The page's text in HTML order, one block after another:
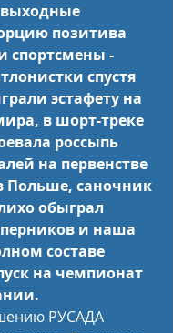
позитива
спортсмены -
спустя
эстафету на
в шорт-треке
россыпь
на первенстве
Польше, саночник
обыграл
и наша
составе
на чемпионат
РУСАДА